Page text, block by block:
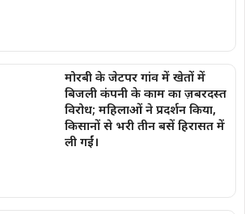
मोरबी के जेटपर गांव में खेतों में
बिजली कंपनी के काम का ज़बरदस्त
विरोध; महिलाओं ने प्रदर्शन किया,
किसानों से भरी तीन बसें हिरासत में
ली गईं।